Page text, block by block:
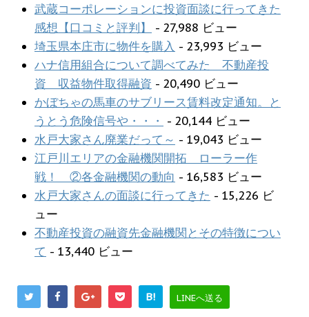
武蔵コーポレーションに投資面談に行ってきた
感想【口コミと評判】
- 27,988 ビュー
埼玉県本庄市に物件を購入 - 23,993 ビュー
ハナ信用組合について調べてみた 不動産投
資 収益物件取得融資 - 20,490 ビュー
かぼちゃの馬車のサブリース賃料改定通知。と
うとう危険信号や・・・ - 20,144 ビュー
水戸大家さん廃業だって～ - 19,043 ビュー
江戸川エリアの金融機関開拓 ローラー作
戦！ ②各金融機関の動向 - 16,583 ビュー
水戸大家さんの面談に行ってきた - 15,226 ビ
ュー
不動産投資の融資先金融機関とその特徴につい
て - 13,440 ビュー
B! LINEへ送る